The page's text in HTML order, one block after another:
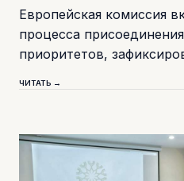
Европейская комиссия
процесса
приоритетов,
ЧИТАТЬ →